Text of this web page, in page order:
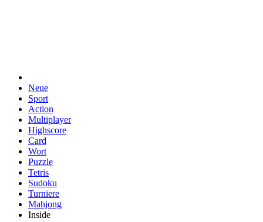
Neue
Sport
Action
Multiplayer
Highscore
Card
Wort
Puzzle
Tetris
Sudoku
Turniere
Mahjong
Inside